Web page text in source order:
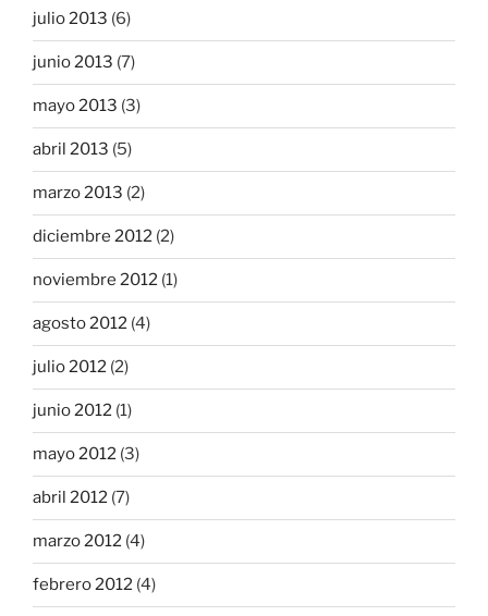
julio 2013 (6)
junio 2013 (7)
mayo 2013 (3)
abril 2013 (5)
marzo 2013 (2)
diciembre 2012 (2)
noviembre 2012 (1)
agosto 2012 (4)
julio 2012 (2)
junio 2012 (1)
mayo 2012 (3)
abril 2012 (7)
marzo 2012 (4)
febrero 2012 (4)